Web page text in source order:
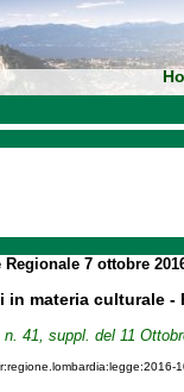
Regionale7 ottobre
in materia culturale -
n. 41, suppl. del 11